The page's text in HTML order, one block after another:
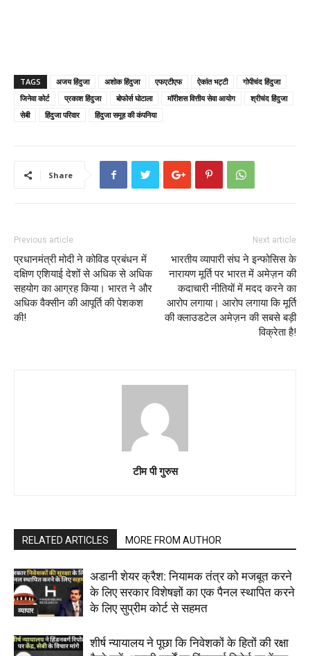
TAGS अजय हिंदुजा अशोक हिंदुजा एफएटीएफ ऐकांत भट्टी
गोपीचंद हिंदुजा
जिनेवा कोर्ट
प्रकाश हिंदुजा बोफोर्स घोटाला मॉरीशस वित्तीय सेवा आयोग
श्रीचंद हिंदुजा
सेबी
हिंदुजा परिवार हिंदुजा समूह की कंपनिया
Share
Previous article
प्रधानमंत्री मोदी ने कोविड प्रबंधन में
दक्षिण एशियाई देशों से अधिक से अधिक
सहयोग का आग्रह किया। भारत ने और
अधिक वैक्सीन की आपूर्ति की पेशकश
की!
Next article
भारतीय व्यापारी संघ ने इन्फोसिस के
नारायण मूर्ति पर भारत में अमेज़न की
कदाचारी नीतियों में मदद करने का
आरोप लगाया। आरोप लगाया कि मूर्ति
की क्लाउडटेल अमेज़न की सबसे बड़ी
विक्रेता है!
टीम पी गुरुस
RELATED ARTICLES MORE FROM AUTHOR
व्यापार
अडानी शेयर क्रैश: नियामक तंत्र को मजबूत करने
के लिए सरकार विशेषज्ञों का एक पैनल स्थापित करने
के लिए सुप्रीम कोर्ट से सहमत
शीर्ष न्यायालय ने पूछा कि निवेशकों के हितों की रक्षा